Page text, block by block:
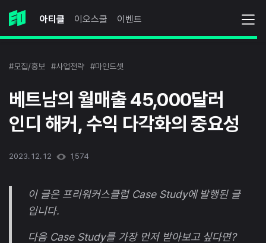
아티클 이오스쿨 이벤트
#모집/홍보 #사업전략 #마인드셋
베트남의 월매출 45,000달러
인디 해커, 수익 다각화의 중요성
2023. 12. 12 1,574
이 글은 프리워커스클럽 Case Study에 발행된 글
입니다.
다음 Case Study를 가장 먼저 받아보고 싶다면?